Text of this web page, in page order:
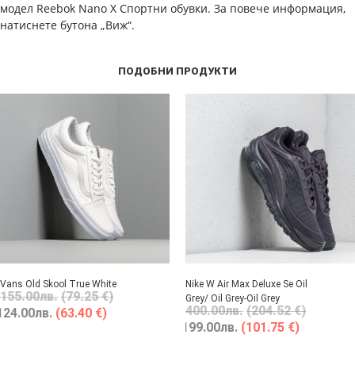
модел Reebok Nano X Спортни обувки. За повече информация,
натиснете бутона „Виж“.
ПОДОБНИ ПРОДУКТИ
Vans Old Skool True White
155.00лв. (79.25 €)
лв. (63.40 €)
Nike W Air Max Deluxe Se Oil
Grey/ Oil Grey-Oil Grey
400.00лв. (204.52 €)
199.00лв. (101.75 €)